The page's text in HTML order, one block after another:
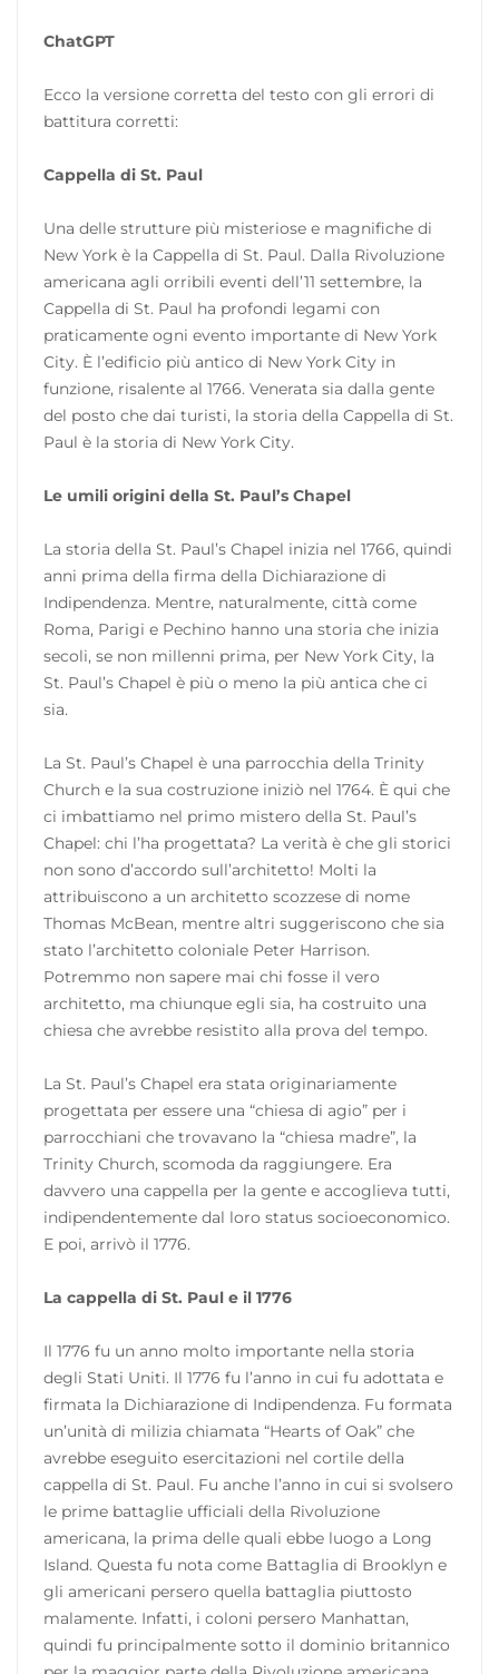
ChatGPT
Ecco la versione corretta del testo con gli errori di
battitura corretti:
Cappella di St. Paul
Una delle strutture più misteriose e magnifiche di
New York è la Cappella di St. Paul. Dalla Rivoluzione
americana agli orribili eventi dell’11 settembre, la
Cappella di St. Paul ha profondi legami con
praticamente ogni evento importante di New York
City. È l’edificio più antico di New York City in
funzione, risalente al 1766. Venerata sia dalla gente
del posto che dai turisti, la storia della Cappella di St.
Paul è la storia di New York City.
Le umili origini della St. Paul’s Chapel
La storia della St. Paul’s Chapel inizia nel 1766, quindi
anni prima della firma della Dichiarazione di
Indipendenza. Mentre, naturalmente, città come
Roma, Parigi e Pechino hanno una storia che inizia
secoli, se non millenni prima, per New York City, la
St. Paul’s Chapel è più o meno la più antica che ci
sia.
La St. Paul’s Chapel è una parrocchia della Trinity
Church e la sua costruzione iniziò nel 1764. È qui che
ci imbattiamo nel primo mistero della St. Paul’s
Chapel: chi l’ha progettata? La verità è che gli storici
non sono d’accordo sull’architetto! Molti la
attribuiscono a un architetto scozzese di nome
Thomas McBean, mentre altri suggeriscono che sia
stato l’architetto coloniale Peter Harrison.
Potremmo non sapere mai chi fosse il vero
architetto, ma chiunque egli sia, ha costruito una
chiesa che avrebbe resistito alla prova del tempo.
La St. Paul’s Chapel era stata originariamente
progettata per essere una “chiesa di agio” per i
parrocchiani che trovavano la “chiesa madre”, la
Trinity Church, scomoda da raggiungere. Era
davvero una cappella per la gente e accoglieva tutti,
indipendentemente dal loro status socioeconomico.
E poi, arrivò il 1776.
La cappella di St. Paul e il 1776
Il 1776 fu un anno molto importante nella storia
degli Stati Uniti. Il 1776 fu l’anno in cui fu adottata e
firmata la Dichiarazione di Indipendenza. Fu formata
un’unità di milizia chiamata “Hearts of Oak” che
avrebbe eseguito esercitazioni nel cortile della
cappella di St. Paul. Fu anche l’anno in cui si svolsero
le prime battaglie ufficiali della Rivoluzione
americana, la prima delle quali ebbe luogo a Long
Island. Questa fu nota come Battaglia di Brooklyn e
gli americani persero quella battaglia piuttosto
malamente. Infatti, i coloni persero Manhattan,
quindi fu principalmente sotto il dominio britannico